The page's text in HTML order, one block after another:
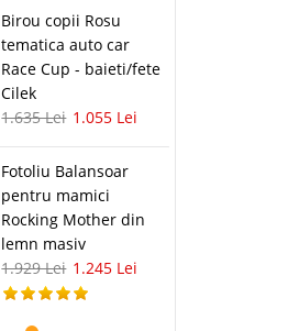
Birou copii Rosu
tematica auto car
Race Cup - baieti/fete
Cilek
1.635 Lei 1.055 Lei
Fotoliu Balansoar
pentru mamici
Rocking Mother din
lemn masiv
1.929 Lei 1.245 Lei